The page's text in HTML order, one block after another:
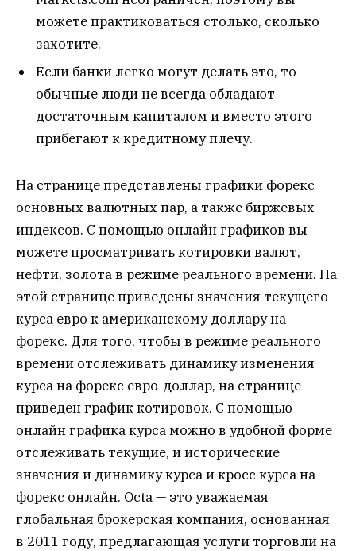
можете практиковаться столько, сколько
захотите.
Если банки легко могут делать это, то
обычные люди не всегда обладают
достаточным капиталом и вместо этого
прибегают к кредитному плечу.
На странице представлены графики форекс
основных валютных пар, а также биржевых
индексов. С помощью онлайн графиков вы
можете просматривать котировки валют,
нефти, золота в режиме реального времени. На
этой странице приведены значения текущего
курса евро к американскому доллару на
форекс. Для того, чтобы в режиме реального
времени отслеживать динамику изменения
курса на форекс евро-доллар, на странице
приведен график котировок. С помощью
онлайн графика курса можно в удобной форме
отслеживать текущие, и исторические
значения и динамику курса и кросс курса на
форекс онлайн. Octa — это уважаемая
глобальная брокерская компания, основанная
в 2011 году, предлагающая услуги торговли на